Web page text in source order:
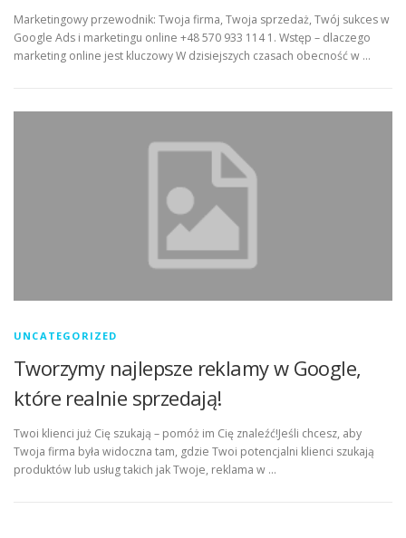
Marketingowy przewodnik: Twoja firma, Twoja sprzedaż, Twój sukces w
Google Ads i marketingu online +48 570 933 114 1. Wstęp – dlaczego
marketing online jest kluczowy W dzisiejszych czasach obecność w …
UNCATEGORIZED
Tworzymy najlepsze reklamy w Google,
które realnie sprzedają!
Twoi klienci już Cię szukają – pomóż im Cię znaleźć!Jeśli chcesz, aby
Twoja firma była widoczna tam, gdzie Twoi potencjalni klienci szukają
produktów lub usług takich jak Twoje, reklama w …